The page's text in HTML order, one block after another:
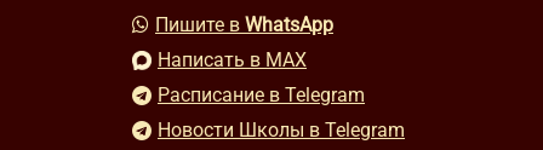
Пишите в WhatsApp
Написать в MAX
Расписание в Telegram
Новости Школы в Telegram